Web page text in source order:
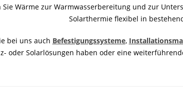
Sie Wärme zur Warmwasserbereitung und zur
Solarthermie flexibel in
bei uns auch Befestigungssysteme,
oder Solarlösungen haben oder eine